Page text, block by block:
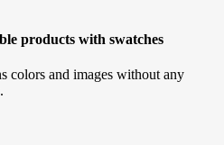
products with swatches
colors and images without any